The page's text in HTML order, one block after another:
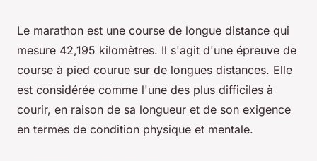
Le marathon est une course de longue distance qui
mesure 42,195 kilomètres. Il s'agit d'une épreuve de
course à pied courue sur de longues distances. Elle
est considérée comme l'une des plus difficiles à
courir, en raison de sa longueur et de son exigence
en termes de condition physique et mentale.